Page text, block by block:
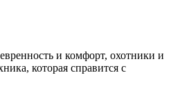
и комфорт, охотники и
которая справится с